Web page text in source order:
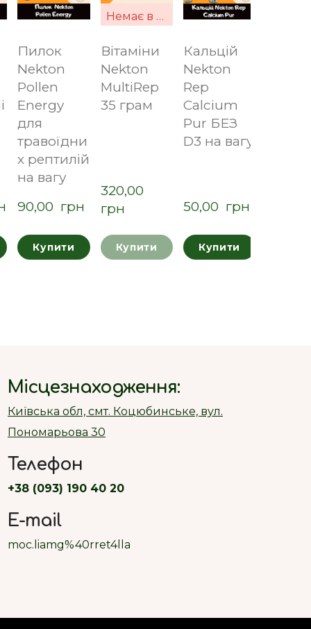
Пилок
Nekton
Pollen
Energy
для
травоїдни
х рептилій
на вагу
90,00  грн
Купити
Немає в наявності
Вітаміни
Nekton
MultiRep
35 грам
320,00
грн
Купити
Кальцій
Nekton
Rep
Calcium
Pur БЕЗ
D3 на вагу
50,00  грн
Купити
Місцезнаходження:
Київська обл, смт. Коцюбинське, вул.
Пономарьова 30
Телефон
+38 (093) 190 40 20
E-mail
moc.liamg%40rret4lla